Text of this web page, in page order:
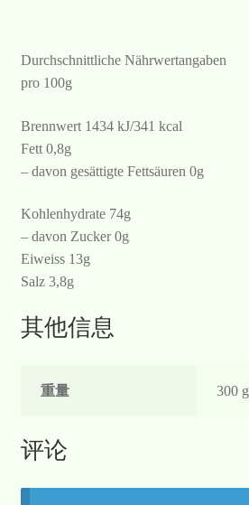
Durchschnittliche Nährwertangaben
pro 100g
Brennwert 1434 kJ/341 kcal
Fett 0,8g
– davon gesättigte Fettsäuren 0g
Kohlenhydrate 74g
– davon Zucker 0g
Eiweiss 13g
Salz 3,8g
其他信息
重量 300 g
评论